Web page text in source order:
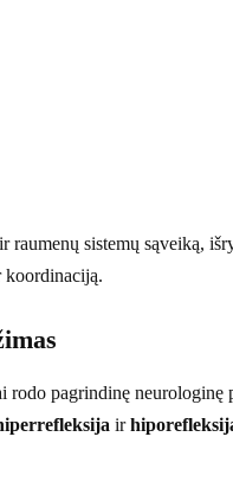
sistemų sąveiką,
koordinaciją.
rodo pagrindinę
ir